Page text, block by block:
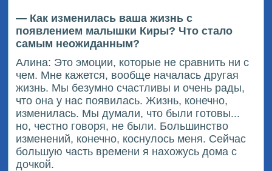
— Как изменилась ваша жизнь с
появлением малышки Киры? Что стало
самым неожиданным?
Алина: Это эмоции, которые не сравнить ни с
чем. Мне кажется, вообще началась другая
жизнь. Мы безумно счастливы и очень рады,
что она у нас появилась. Жизнь, конечно,
изменилась. Мы думали, что были готовы...
но, честно говоря, не были. Большинство
изменений, конечно, коснулось меня. Сейчас
большую часть времени я нахожусь дома с
дочкой.